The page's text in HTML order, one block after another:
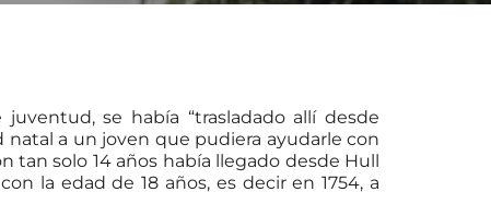
se había “trasladado allí desde
a un joven que pudiera ayudarle con
tan solo 14 años había llegado desde Hull
la edad de 18 años, es decir en 1754, a